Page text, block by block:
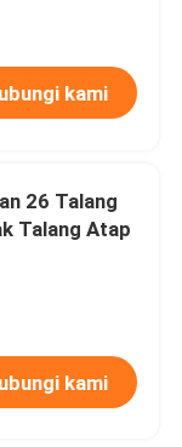
kami
26 Talang
Talang Atap
kami